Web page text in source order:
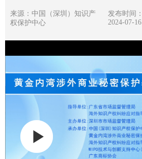
来源：中国（深圳）知识产
权保护中心
发布时间：
2024-07-16